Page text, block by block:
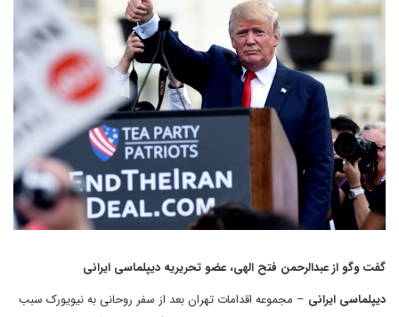
گفت وگو از عبدالرحمن فتح الهی، عضو تحریریه دیپلماسی ایرانی
دیپلماسی ایرانی – مجموعه اقدامات تهران بعد از سفر روحانی به نیویورک سبب